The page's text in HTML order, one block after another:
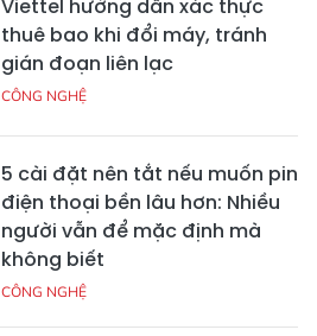
Viettel hướng dẫn xác thực
thuê bao khi đổi máy, tránh
gián đoạn liên lạc
CÔNG NGHỆ
5 cài đặt nên tắt nếu muốn pin
điện thoại bền lâu hơn: Nhiều
người vẫn để mặc định mà
không biết
CÔNG NGHỆ